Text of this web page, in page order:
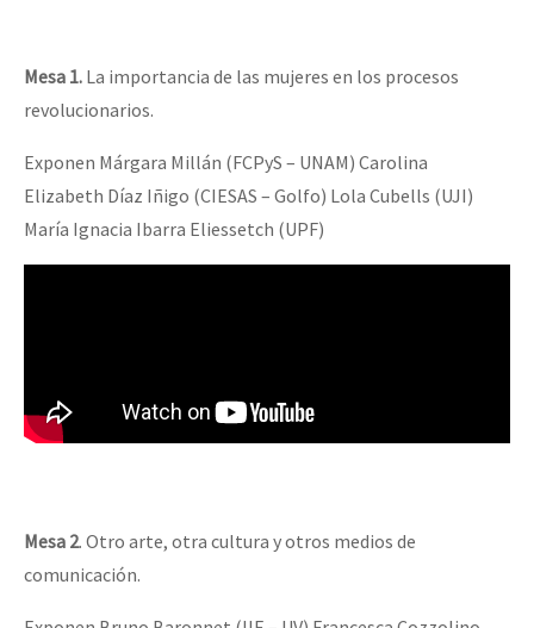
Mesa 1. La importancia de las mujeres en los procesos
revolucionarios.
Exponen Márgara Millán (FCPyS – UNAM) Carolina
Elizabeth Díaz Iñigo (CIESAS – Golfo) Lola Cubells (UJI)
María Ignacia Ibarra Eliessetch (UPF)
Mesa 2. Otro arte, otra cultura y otros medios de
comunicación.